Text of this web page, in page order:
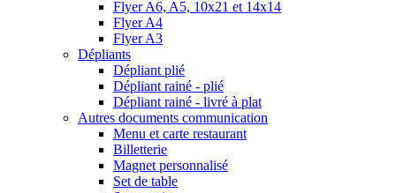
Flyer A6, A5, 10x21 et 14x14
Flyer A4
Flyer A3
Dépliants
Dépliant plié
Dépliant rainé - plié
Dépliant rainé - livré à plat
Autres documents communication
Menu et carte restaurant
Billetterie
Magnet personnalisé
Set de table